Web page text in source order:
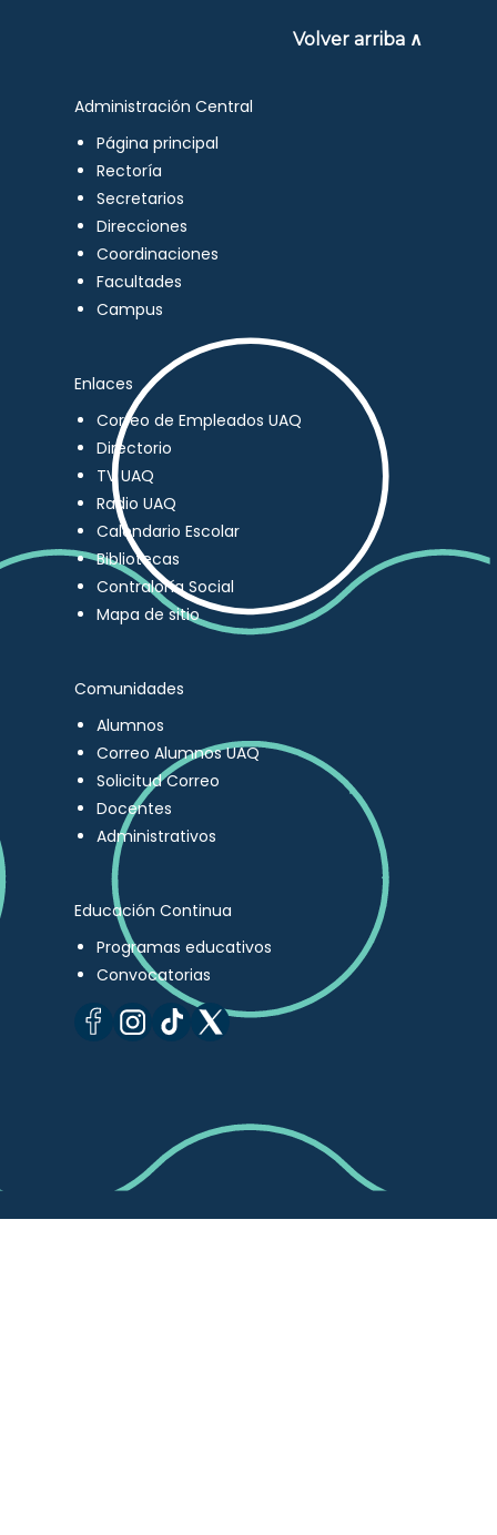
Volver arriba ∧
Administración Central
Página principal
Rectoría
Secretarios
Direcciones
Coordinaciones
Facultades
Campus
Enlaces
Correo de Empleados UAQ
Directorio
TV UAQ
Radio UAQ
Calendario Escolar
Bibliotecas
Contraloría Social
Mapa de sitio
Comunidades
Alumnos
Correo Alumnos UAQ
Solicitud Correo
Docentes
Administrativos
Educación Continua
Programas educativos
Convocatorias